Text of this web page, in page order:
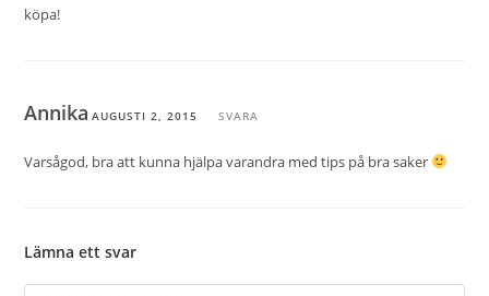
köpa!
Annika AUGUSTI 2, 2015 SVARA
Varsågod, bra att kunna hjälpa varandra med tips på bra saker
Lämna ett svar